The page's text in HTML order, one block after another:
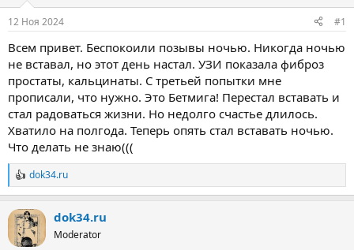
е
м
ч
а
12 Ноя 2024 #1
Всем привет. Беспокоили позывы ночью. Никогда ночью
не вставал, но этот день настал. УЗИ показала фиброз
простаты, кальцинаты. С третьей попытки мне
прописали, что нужно. Это Бетмига! Перестал вставать и
стал радоваться жизни. Но недолго счастье длилось.
Хватило на полгода. Теперь опять стал вставать ночью.
Что делать не знаю(((
Р
е
к
ц
и
dok34.ru
dok34.ru
Moderator